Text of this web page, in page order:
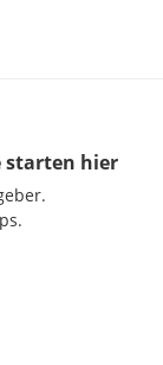
starten hier